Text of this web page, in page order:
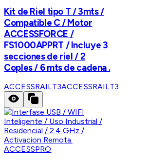
Kit de Riel tipo T / 3mts /
Compatible C / Motor
ACCESSFORCE /
FS1000APPRT / Incluye 3
secciones de riel / 2
Coples / 6 mts de cadena .
ACCESSRAILT3ACCESSRAILT3
ACCESSPRO